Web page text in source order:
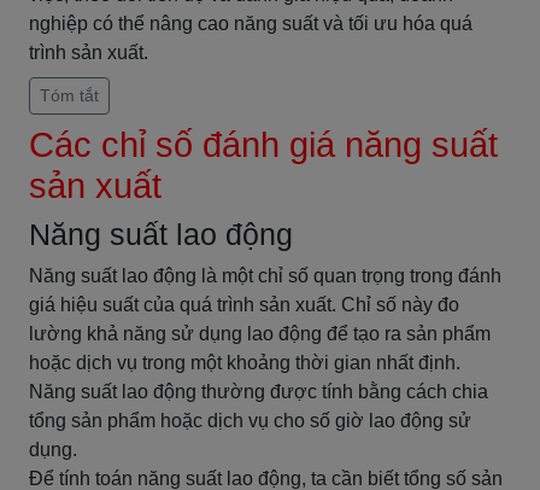
nghiệp có thể nâng cao năng suất và tối ưu hóa quá
trình sản xuất.
Tóm tắt
Các chỉ số đánh giá năng suất
sản xuất
Năng suất lao động
Năng suất lao động là một chỉ số quan trọng trong đánh
giá hiệu suất của quá trình sản xuất. Chỉ số này đo
lường khả năng sử dụng lao động để tạo ra sản phẩm
hoặc dịch vụ trong một khoảng thời gian nhất định.
Năng suất lao động thường được tính bằng cách chia
tổng sản phẩm hoặc dịch vụ cho số giờ lao động sử
dụng.
Để tính toán năng suất lao động, ta cần biết tổng số sản